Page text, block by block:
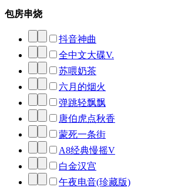
包房串烧
抖音神曲
全中文大碟V.
苏喂奶茶
六月的烟火
弹跳轻飘飘
唐伯虎点秋香
蒙死一条街
A8经典慢摇V
白金汉宫
午夜电音(珍藏版)